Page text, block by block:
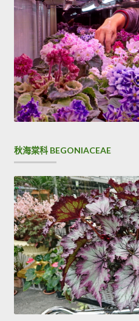
秋海棠科 BEGONIACEAE